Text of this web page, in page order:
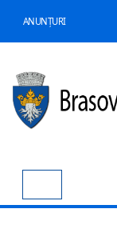
ANUNȚURI